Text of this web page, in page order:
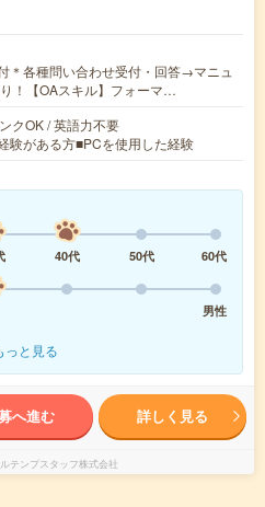
＊各種問い合わせ受付・回答→マニュ
！【OAスキル】フォーマ…
クOK / 英語力不要
験がある方■PCを使用した経験
40代 50代
60代
男性
っと見る
へ進む 詳しく見る
テンプスタッフ株式会社